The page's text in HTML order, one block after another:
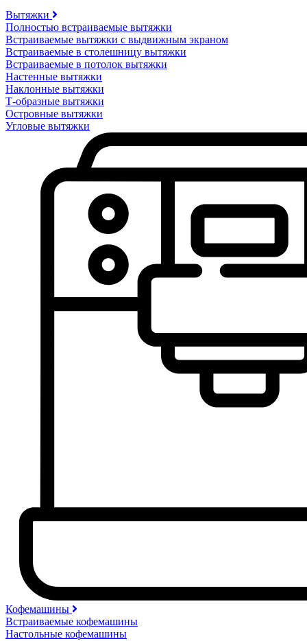
Вытяжки
Полностью встраиваемые вытяжки
Встраиваемые вытяжки с выдвижным экраном
Встраиваемые в столешницу вытяжки
Встраиваемые в потолок вытяжки
Настенные вытяжки
Наклонные вытяжки
Т-образные вытяжки
Островные вытяжки
Угловые вытяжки
Кофемашины
Встраиваемые кофемашины
Настольные кофемашины